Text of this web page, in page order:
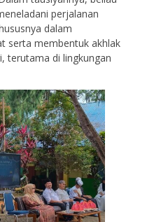
perjalanan
dalam
serta membentuk akhlak
terutama di lingkungan